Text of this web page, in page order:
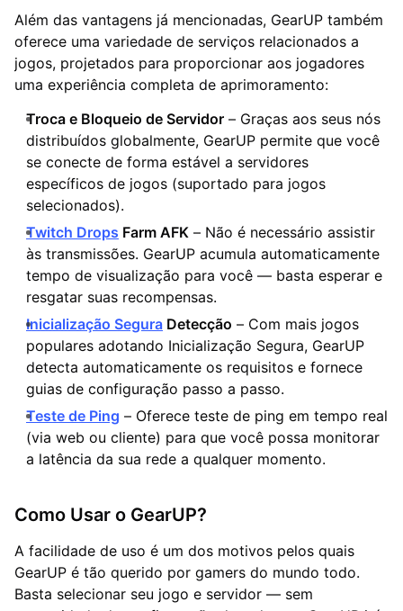
Além das vantagens já mencionadas, GearUP também
oferece uma variedade de serviços relacionados a
jogos, projetados para proporcionar aos jogadores
uma experiência completa de aprimoramento:
Troca e Bloqueio de Servidor – Graças aos seus nós
distribuídos globalmente, GearUP permite que você
se conecte de forma estável a servidores
específicos de jogos (suportado para jogos
selecionados).
Twitch Drops Farm AFK – Não é necessário assistir
às transmissões. GearUP acumula automaticamente
tempo de visualização para você — basta esperar e
resgatar suas recompensas.
Inicialização Segura Detecção – Com mais jogos
populares adotando Inicialização Segura, GearUP
detecta automaticamente os requisitos e fornece
guias de configuração passo a passo.
Teste de Ping – Oferece teste de ping em tempo real
(via web ou cliente) para que você possa monitorar
a latência da sua rede a qualquer momento.
Como Usar o GearUP?
A facilidade de uso é um dos motivos pelos quais
GearUP é tão querido por gamers do mundo todo.
Basta selecionar seu jogo e servidor — sem